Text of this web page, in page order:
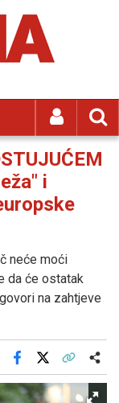
i
neće moći
da će ostatak
na zahtjeve
Facebook